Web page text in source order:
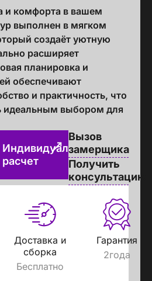
и комфорта в вашем
выполнен в мягком
создаёт уютную
расширяет
планировка и
обеспечивают
и практичность, что
идеальным выбором для
Индивидуальный
расчет
Вызов
замерщика
Получить
консультацию
Доставка и
сборка
Бесплатно
Гарантия
2года